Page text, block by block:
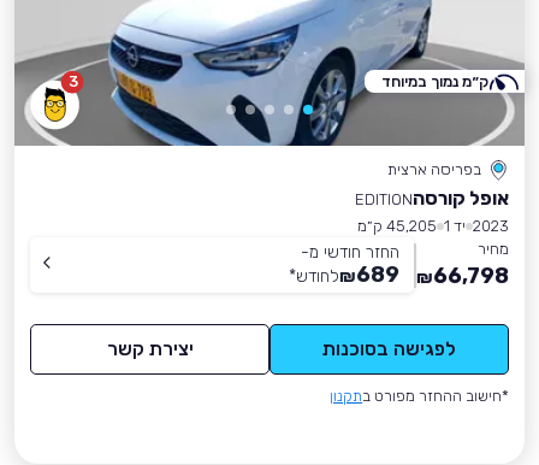
3
בפריסה ארצית
אופל קורסהEDITION
2023 יד 1
45,205 ק״מ
מחיר
66,798
₪
החזר חודשי מ-
689
₪לחודש*
לפגישה בסוכנות יצירת קשר
*חישוב ההחזר מפורט בתקנון
ק״מ נמוך במיוחד